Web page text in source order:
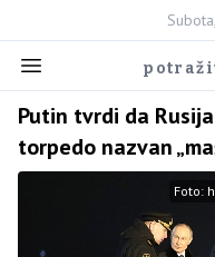
Putin tvrdi da
torpedo nazvan
Foto: